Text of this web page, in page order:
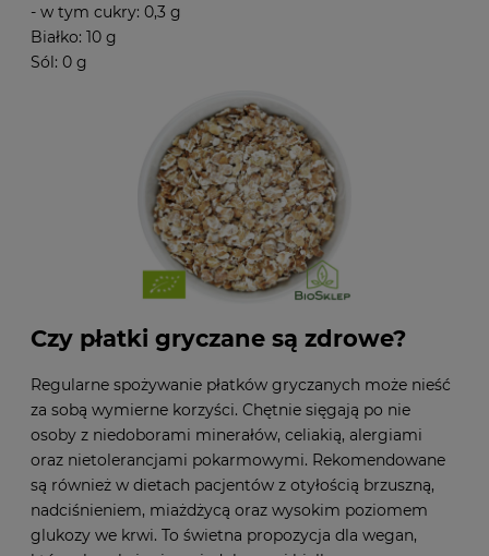
- w tym cukry: 0,3 g
Białko: 10 g
Sól: 0 g
Czy płatki gryczane są zdrowe?
Regularne spożywanie płatków gryczanych może nieść
za sobą wymierne korzyści. Chętnie sięgają po nie
osoby z niedoborami minerałów, celiakią, alergiami
oraz nietolerancjami pokarmowymi. Rekomendowane
są również w dietach pacjentów z otyłością brzuszną,
nadciśnieniem, miażdżycą oraz wysokim poziomem
glukozy we krwi. To świetna propozycja dla wegan,